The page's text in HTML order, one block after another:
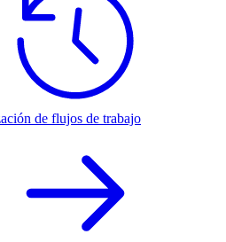
de flujos de trabajo